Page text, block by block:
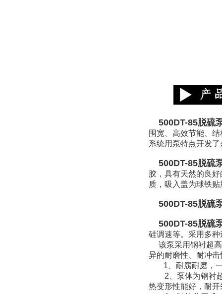
500DT-85脱硫
围宽、高效节能、
系统用泵特点开发
500DT-85脱硫
胶，具有天然的良
质，吸入盖为球铁贴
500DT-85脱硫
500DT-85脱硫
硅调速等。采用多
该泵采用钢衬超高
异的耐磨性、耐冲
1、耐腐耐磨，
2、泵体为钢衬超
热变形性能好，耐